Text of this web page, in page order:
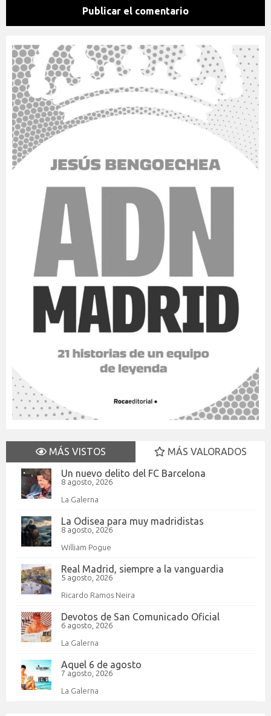
MÁS VISTOS
MÁS VALORADOS
Un nuevo delito del FC Barcelona
8 agosto, 2026
La Galerna
La Odisea para muy madridistas
8 agosto, 2026
William Pogue
Real Madrid, siempre a la vanguardia
5 agosto, 2026
Ricardo Ramos Neira
Devotos de San Comunicado Oficial
6 agosto, 2026
La Galerna
Aquel 6 de agosto
7 agosto, 2026
La Galerna